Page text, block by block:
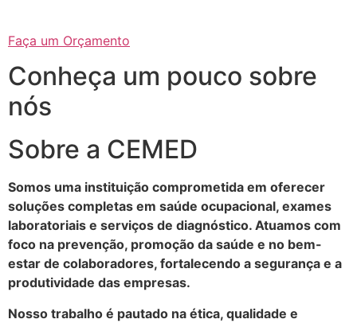
Faça um Orçamento
Conheça um pouco sobre
nós
Sobre a CEMED
Somos uma instituição comprometida em oferecer
soluções completas em saúde ocupacional, exames
laboratoriais e serviços de diagnóstico. Atuamos com
foco na prevenção, promoção da saúde e no bem-
estar de colaboradores, fortalecendo a segurança e a
produtividade das empresas.
Nosso trabalho é pautado na ética, qualidade e